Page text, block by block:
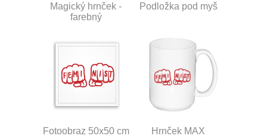
Magický hrnček -
farebný
Podložka pod myš
Fotoobraz 50x50 cm Hrnček MAX